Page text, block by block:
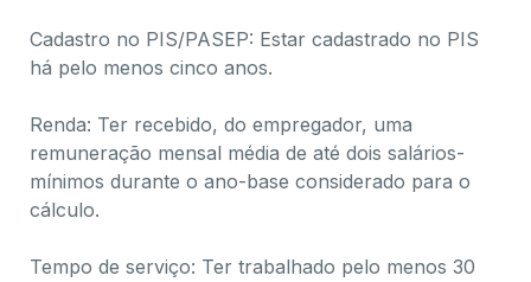
Cadastro no PIS/PASEP: Estar cadastrado no PIS
há pelo menos cinco anos.
Renda: Ter recebido, do empregador, uma
remuneração mensal média de até dois salários-
mínimos durante o ano-base considerado para o
cálculo.
Tempo de serviço: Ter trabalhado pelo menos 30